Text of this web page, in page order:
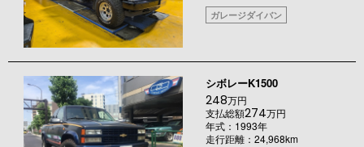
ガレージダイバン
シボレーK1500
248万円
支払総額274万円
年式：1993年
走行距離：24,968km